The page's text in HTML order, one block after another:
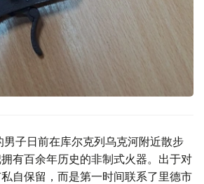
子日前在库尔克列乌克河附近散步
有百余年历史的非制式火器。出于对
自保留，而是第一时间联系了里德市